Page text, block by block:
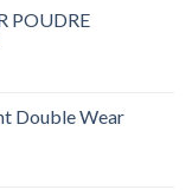
POUDRE
:
CFA
Double Wear